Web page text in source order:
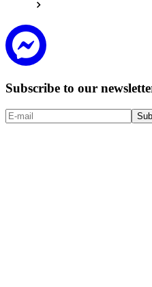
Subscribe to our